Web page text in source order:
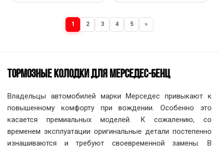
1 2 3 4 5 »
ТОРМОЗНЫЕ КОЛОДКИ ДЛЯ МЕРСЕДЕС-БЕНЦ
Владельцы автомобилей марки Мерседес привыкают к
повышенному комфорту при вождении. Особенно это
касается премиальных моделей. К сожалению, со
временем эксплуатации оригинальные детали постепенно
изнашиваются и требуют своевременной замены. В